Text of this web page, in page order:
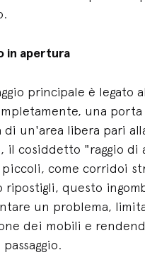
in apertura
principale è legato
una
di un'area libera pari
il cosiddetto "raggio di
come corridoi
ripostigli, questo
un problema,
dei mobili e